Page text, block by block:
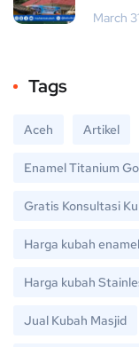
March
Tags
Aceh Artikel
Enamel Titanium
Gratis Konsultasi
Harga kubah enamel
Harga kubah
Jual Kubah Masjid